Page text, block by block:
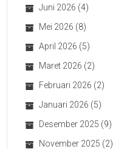
Juni 2026 (4)
Mei 2026 (8)
April 2026 (5)
Maret 2026 (2)
Februari 2026 (2)
Januari 2026 (5)
Desember 2025 (9)
November 2025 (2)